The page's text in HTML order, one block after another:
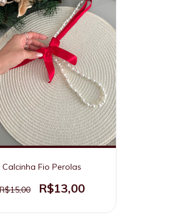
Calcinha Fio Perolas
R$13,00